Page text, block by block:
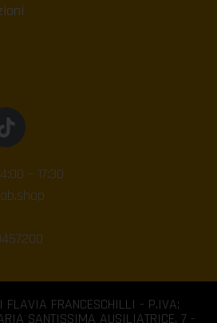
– 17:30
FLAVIA FRANCESCHILLI - P.IVA:
SANTISSIMA AUSILIATRICE, 7 -